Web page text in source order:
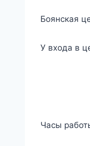
Боянская
У входа в
Часы